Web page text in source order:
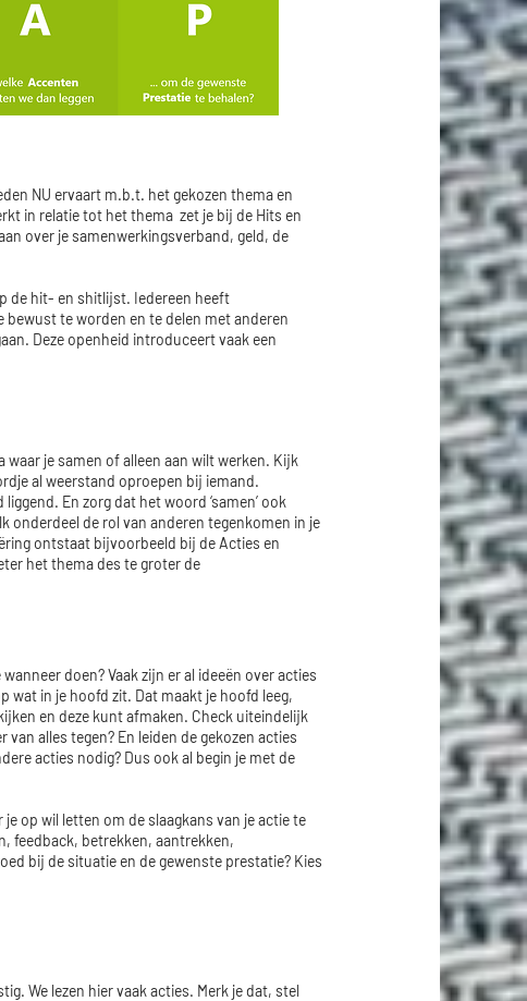
NU ervaart m.b.t. het gekozen thema en
in relatie tot het thema zet je bij de Hits en
over je samenwerkingsverband, geld, de
de hit- en shitlijst. Iedereen heeft
te worden en te delen met anderen
Deze openheid introduceert vaak een
je samen of alleen aan wilt werken. Kijk
al weerstand oproepen bij iemand.
En zorg dat het woord ‘samen’ ook
onderdeel de rol van anderen tegenkomen in je
ontstaat bijvoorbeeld bij de Acties en
het thema des te groter de
doen? Vaak zijn er al ideeën over acties
wat in je hoofd zit. Dat maakt je hoofd leeg,
en deze kunt afmaken. Check uiteindelijk
alles tegen? En leiden de gekozen acties
acties nodig? Dus ook al begin je met de
op wil letten om de slaagkans van je actie te
feedback, betrekken, aantrekken,
bij de situatie en de gewenste prestatie? Kies
We lezen hier vaak acties. Merk je dat, stel